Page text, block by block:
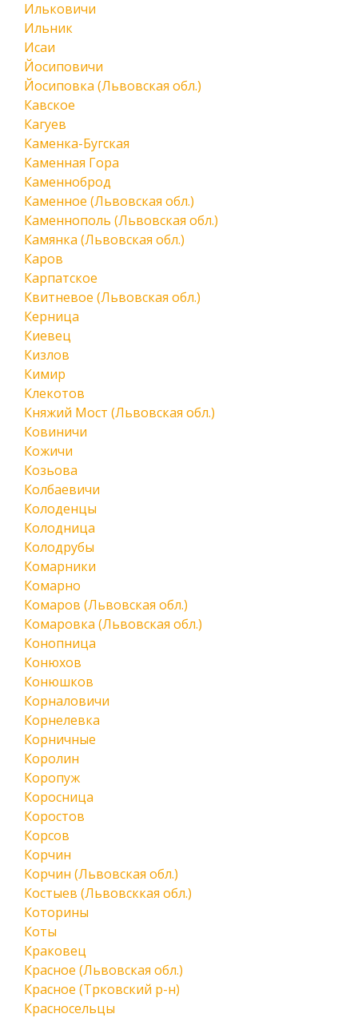
Ильковичи
Ильник
Исаи
Йосиповичи
Йосиповка (Львовская обл.)
Кавское
Кагуев
Каменка-Бугская
Каменная Гора
Каменноброд
Каменное (Львовская обл.)
Каменнополь (Львовская обл.)
Камянка (Львовская обл.)
Каров
Карпатское
Квитневое (Львовская обл.)
Керница
Киевец
Кизлов
Кимир
Клекотов
Княжий Мост (Львовская обл.)
Ковиничи
Кожичи
Козьова
Колбаевичи
Колоденцы
Колодница
Колодрубы
Комарники
Комарно
Комаров (Львовская обл.)
Комаровка (Львовская обл.)
Конопница
Конюхов
Конюшков
Корналовичи
Корнелевка
Корничные
Королин
Коропуж
Коросница
Коростов
Корсов
Корчин
Корчин (Львовская обл.)
Костыев (Львовсккая обл.)
Которины
Коты
Краковец
Красное (Львовская обл.)
Красное (Трковский р-н)
Красносельцы